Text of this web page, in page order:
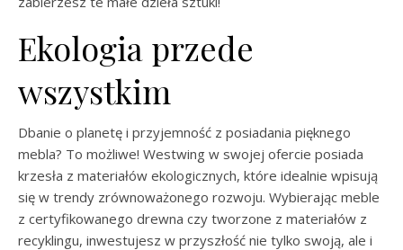
Ekologia przede
wszystkim
Dbanie o planetę i przyjemność z posiadania pięknego
mebla? To możliwe! Westwing w swojej ofercie posiada
krzesła z materiałów ekologicznych, które idealnie wpisują
się w trendy zrównoważonego rozwoju. Wybierając meble
z certyfikowanego drewna czy tworzone z materiałów z
recyklingu, inwestujesz w przyszłość nie tylko swoją, ale i